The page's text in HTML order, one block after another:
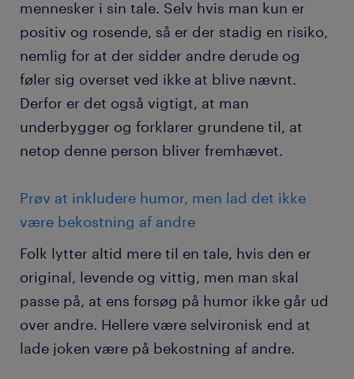
mennesker i sin tale. Selv hvis man kun er
positiv og rosende, så er der stadig en risiko,
nemlig for at der sidder andre derude og
føler sig overset ved ikke at blive nævnt.
Derfor er det også vigtigt, at man
underbygger og forklarer grundene til, at
netop denne person bliver fremhævet.
Prøv at inkludere humor, men lad det ikke
være bekostning af andre
Folk lytter altid mere til en tale, hvis den er
original, levende og vittig, men man skal
passe på, at ens forsøg på humor ikke går ud
over andre. Hellere være selvironisk end at
lade joken være på bekostning af andre.